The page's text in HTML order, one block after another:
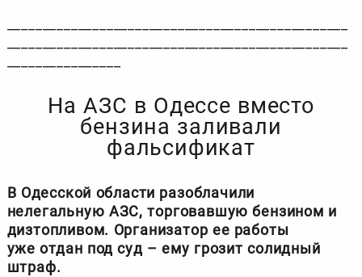
На АЗС в Одессе вместо
бензина заливали
фальсификат
В Одесской области разоблачили
нелегальную АЗС, торговавшую бензином и
дизтопливом. Организатор ее работы
уже отдан под суд – ему грозит солидный
штраф.